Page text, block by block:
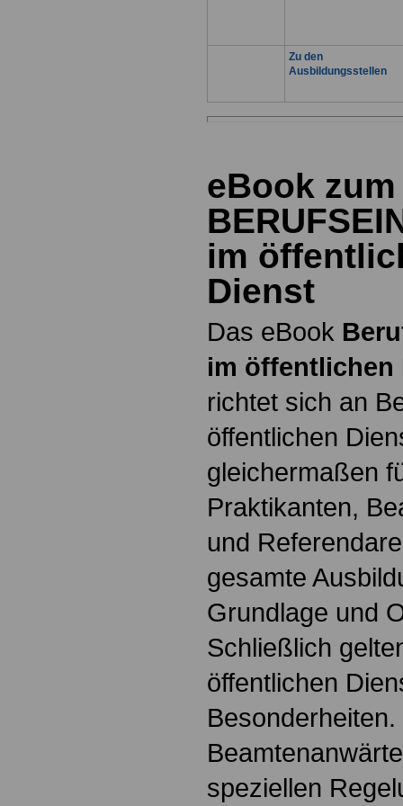
Zu den
Ausbildungsstellen
eBook zum
im
Dienst
Das eBook
im öffentlichen
richtet sich an
öffentlichen
gleichermaßen
Praktikanten,
und
gesamte
Grundlage und
Schließlich
öffentlichen
speziellen